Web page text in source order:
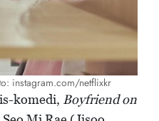
instagram.com/netflixkr
komedi, Boyfriend on